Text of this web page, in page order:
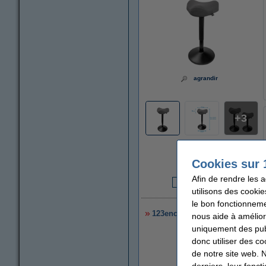
agrandir
3
123encre tabouret rond
Cookies sur
Afin de rendre les
utilisons des
le bon
nous aide à
uniquement des
donc utiliser des
de notre site web.